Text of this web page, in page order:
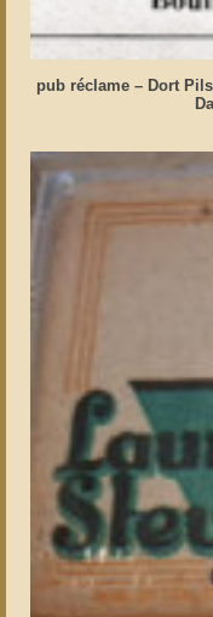
pub réclame – Dort